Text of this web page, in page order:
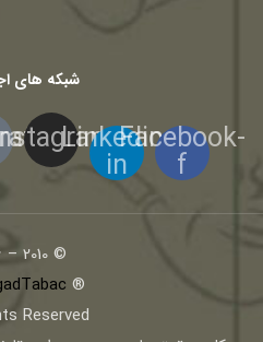
شبکه های
Facebook-
f
Linkedin-
in
© 2010 – 2026
®
Reserved